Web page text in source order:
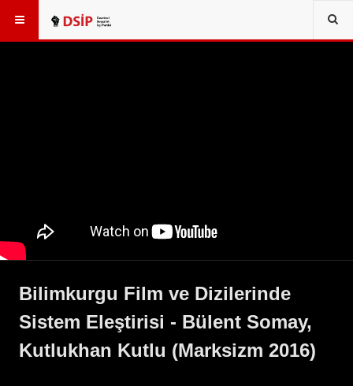
Bilimkurgu Film ve Dizilerinde
Sistem Eleştirisi - Bülent Somay,
Kutlukhan Kutlu (Marksizm 2016)